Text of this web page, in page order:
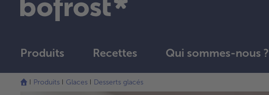
Produits Recettes Qui sommes-nous ?
Produits Glaces Desserts glacés